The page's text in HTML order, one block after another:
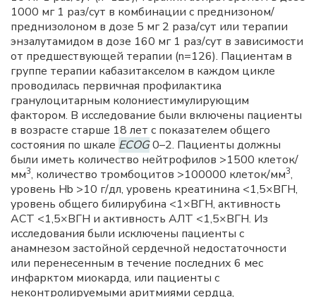
1000 мг 1 раз/сут в комбинации с преднизоном/
преднизолоном в дозе 5 мг 2 раза/сут или терапии
энзалутамидом в дозе 160 мг 1 раз/сут в зависимости
от предшествующей терапии (n=126). Пациентам в
группе терапии кабазитакселом в каждом цикле
проводилась первичная профилактика
гранулоцитарным колониестимулирующим
фактором. В исследование были включены пациенты
в возрасте старше 18 лет с показателем общего
состояния по шкале ECOG0–2. Пациенты должны
были иметь количество нейтрофилов >1500 клеток/
мм3, количество тромбоцитов >100000 клеток/мм3,
уровень Hb >10 г/дл, уровень креатинина <1,5×ВГН,
уровень общего билирубина <1×ВГН, активность
АСТ <1,5×ВГН и активность АЛТ <1,5×ВГН. Из
исследования были исключены пациенты с
анамнезом застойной сердечной недостаточности
или перенесенным в течение последних 6 мес
инфарктом миокарда, или пациенты с
неконтролируемыми аритмиями сердца,